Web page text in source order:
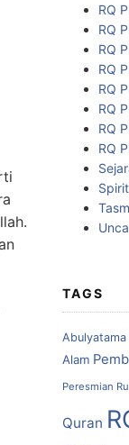
RQ
RQ
RQ
RQ
RQ
RQ
RQ
RQ
TAGS
Abulyatama
Alam
Peresmian
Quran